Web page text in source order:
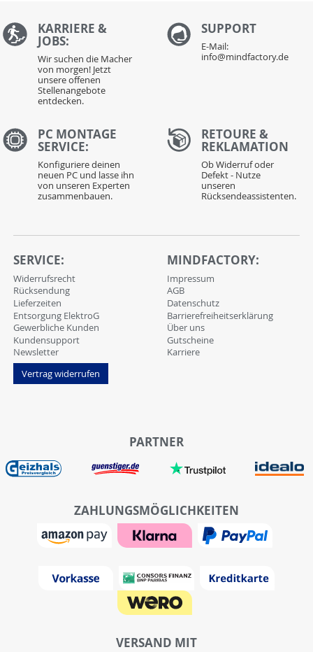
KARRIERE &
JOBS:
Wir suchen die Macher
von morgen! Jetzt
unsere offenen
Stellenangebote
entdecken.
SUPPORT
E-Mail:
info@mindfactory.de
PC MONTAGE
SERVICE:
Konfiguriere deinen
neuen PC und lasse ihn
von unseren Experten
zusammenbauen.
RETOURE &
REKLAMATION
Ob Widerruf oder
Defekt - Nutze
unseren
Rücksendeassistenten.
SERVICE:
Widerrufsrecht
Rücksendung
Lieferzeiten
Entsorgung ElektroG
Gewerbliche Kunden
Kundensupport
Newsletter
Vertrag widerrufen
MINDFACTORY:
Impressum
AGB
Datenschutz
Barrierefreiheitserklärung
Über uns
Gutscheine
Karriere
PARTNER
ZAHLUNGSMÖGLICHKEITEN
VERSAND MIT